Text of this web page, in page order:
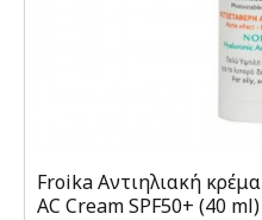
Froika Αντιηλιακή
AC Cream SPF50+ (40 ml)